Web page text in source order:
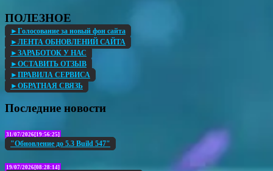
ПОЛЕЗНОЕ
►Голосование за новый фон сайта
►ЛЕНТА ОБНОВЛЕНИЙ САЙТА
►ЗАРАБОТОК У НАС
►ОСТАВИТЬ ОТЗЫВ
►ПРАВИЛА СЕРВИСА
►ОБРАТНАЯ СВЯЗЬ
Последние новости
31/07/2026[19:56:25]
"Обновление до 5.3 Build 547"
19/07/2026[08:28:14]